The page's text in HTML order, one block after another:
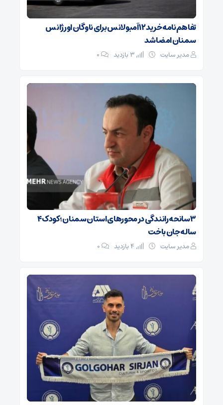
تفاهم‌نامه خرید ۱۲ آمبولانس برای ناوگان اورژانس
سمنان امضا شد
مدیر سایت ۰
۳ سانحه رانندگی در محورهای استان سمنان؛ کودک ۴
ساله جان باخت
مدیر سایت ۰